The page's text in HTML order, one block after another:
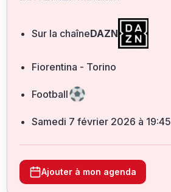
Sur la chaîneDAZN
Fiorentina - Torino
Football
samedi 7 février 2026 à 19:45
Ajouter à mon agenda